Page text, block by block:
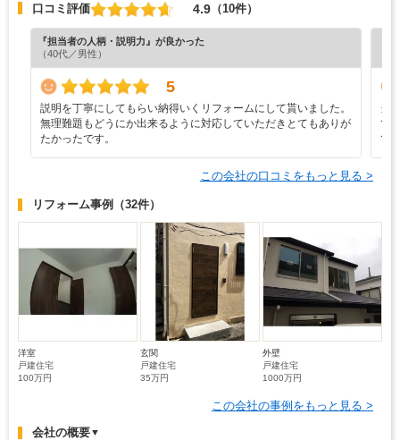
口コミ評価 4.9 （10件）
『担当者の人柄・説明力』が良かった
（40代／男性）
5
説明を丁寧にしてもらい納得いくリフォームにして貰いました。
無理難題もどうにか出来るように対応していただきとてもありが
たかったです。
当
て
て
この会社の口コミをもっと見る >
リフォーム事例 （32件）
洋室
戸建住宅
100万円
玄関
戸建住宅
35万円
外壁
戸建住宅
1000万円
この会社の事例をもっと見る >
会社の概要▼